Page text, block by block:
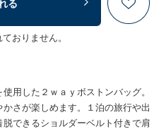
る
おりません。
用した２ｗａｙボストンバッグ。
さが楽しめます。１泊の旅行や出
できるショルダーベルト付きで肩